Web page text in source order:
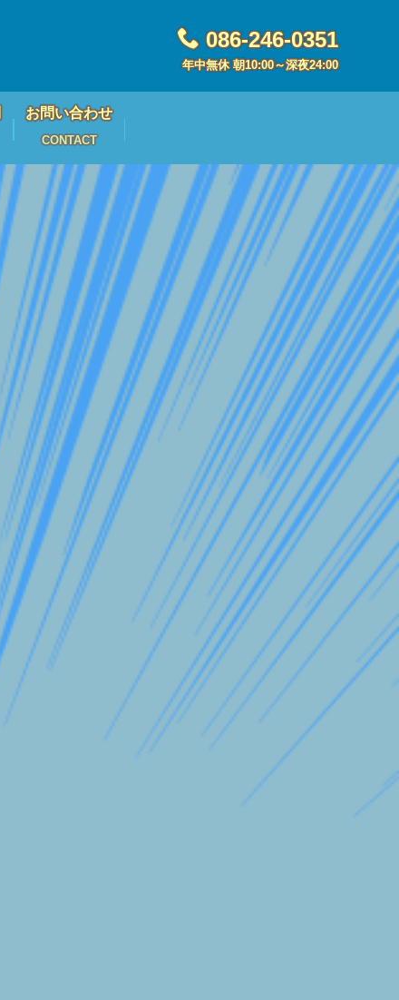
086-246-0351
年中無休 朝10:00～深夜24:00
お問い合わせ
CONTACT